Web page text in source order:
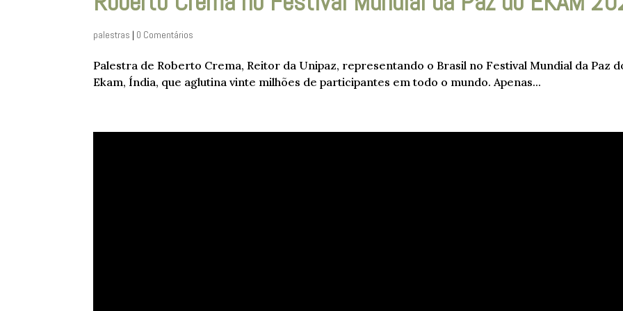
palestras | 0 Comentários
Palestra de Roberto Crema, Reitor da Unipaz, representando o Brasil no Festival Mundial da Paz
Ekam, Índia, que aglutina vinte milhões de participantes em todo o mundo. Apenas...